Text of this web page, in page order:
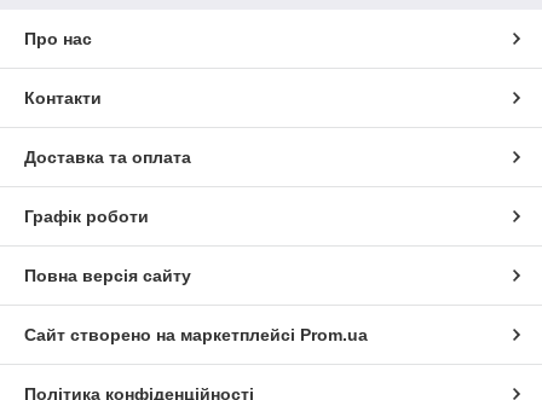
Про нас
Контакти
Доставка та оплата
Графік роботи
Повна версія сайту
Сайт створено на маркетплейсі Prom.ua
Політика конфіденційності